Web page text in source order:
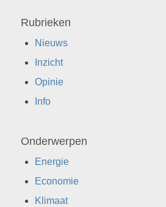
Rubrieken
Nieuws
Inzicht
Opinie
Info
Onderwerpen
Energie
Economie
Klimaat